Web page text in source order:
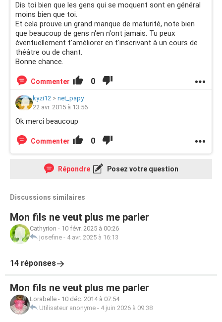
Dis toi bien que les gens qui se moquent sont en général
moins bien que toi.
Et cela prouve un grand manque de maturité, note bien
que beaucoup de gens n'en n'ont jamais. Tu peux
éventuellement t'améliorer en t'inscrivant à un cours de
théâtre ou de chant.
Bonne chance.
Commenter 0
kyzi12 > net_papy
22 avr. 2015 à 13:56
Ok merci beaucoup
Commenter 0
Répondre Posez votre question
Discussions similaires
Mon fils ne veut plus me parler
Cathyrion - 10 févr. 2025 à 00:26
josefine - 4 avr. 2025 à 16:13
14 réponses
Mon fils ne veut plus me parler
Lorabelle - 10 déc. 2014 à 07:54
Utilisateur anonyme - 4 juin 2026 à 09:38